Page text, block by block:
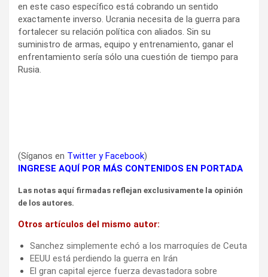
en este caso específico está cobrando un sentido
exactamente inverso. Ucrania necesita de la guerra para
fortalecer su relación política con aliados. Sin su
suministro de armas, equipo y entrenamiento, ganar el
enfrentamiento sería sólo una cuestión de tiempo para
Rusia.
(Síganos en Twitter yFacebook)
INGRESE AQUÍ POR MÁS CONTENIDOS EN PORTADA
Las notas aquí firmadas reflejan exclusivamente la opinión
de los autores.
Otros artículos del mismo autor:
Sanchez simplemente echó a los marroquíes de Ceuta
EEUU está perdiendo la guerra en Irán
El gran capital ejerce fuerza devastadora sobre